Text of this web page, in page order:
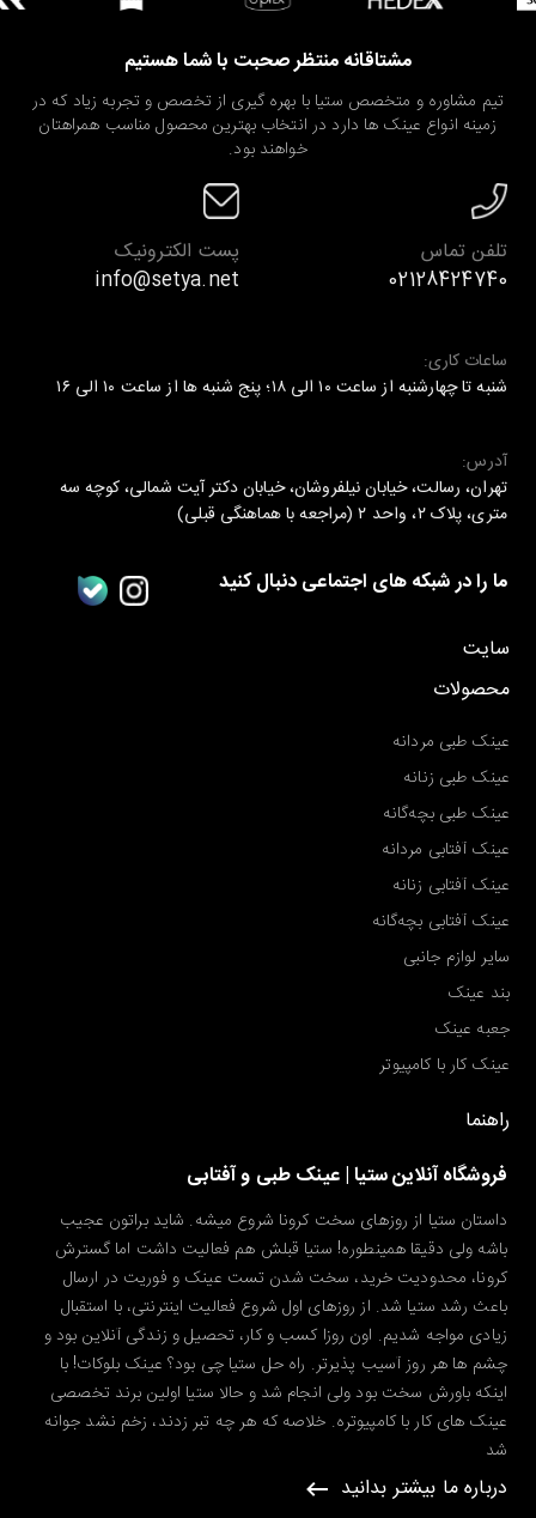
مشتاقانه منتظر صحبت با شما هستیم
تیم مشاوره و متخصص ستیا با بهره گیری از تخصص و تجربه زیاد که در
زمینه انواع عینک ها دارد در انتخاب بهترین محصول مناسب همراهتان
خواهند بود.
تلفن تماس
02128424740
پست الکترونیک
info@setya.net
ساعات کاری:
شنبه تا چهارشنبه از ساعت ۱۰ الی ۱۸؛ پنج شنبه ها از ساعت ۱۰ الی ۱۶
آدرس:
تهران، رسالت، خیابان نیلفروشان، خیابان دکتر آیت شمالی، کوچه سه
متری، پلاک ۲، واحد ۲ (مراجعه با هماهنگی قبلی)
ما را در شبکه های اجتماعی دنبال کنید
سایت
محصولات
عینک طبی مردانه
عینک طبی زنانه
عینک طبی بچه‌گانه
عینک آفتابی مردانه
عینک آفتابی زنانه
عینک آفتابی بچه‌گانه
سایر لوازم جانبی
بند عینک
جعبه عینک
عینک کار با کامپیوتر
راهنما
فروشگاه آنلاین ستیا | عینک طبی و آفتابی
داستان ستیا از روزهای سخت کرونا شروع میشه. شاید براتون عجیب
باشه ولی دقیقا همینطوره! ستیا قبلش هم فعالیت داشت اما گسترش
کرونا، محدودیت خرید، سخت شدن تست عینک و فوریت در ارسال
باعث رشد ستیا شد. از روزهای اول شروع فعالیت اینترنتی، با استقبال
زیادی مواجه شدیم. اون روزا کسب و کار، تحصیل و زندگی آنلاین بود و
چشم ها هر روز آسیب پذیرتر. راه حل ستیا چی بود؟ عینک بلوکات! با
اینکه باورش سخت بود ولی انجام شد و حالا ستیا اولین برند تخصصی
عینک های کار با کامپیوتره. خلاصه که هر چه تبر زدند، زخم نشد جوانه
شد
درباره ما بیشتر بدانید